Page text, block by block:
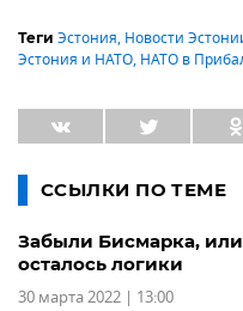
Теги Эстония, Новости
Эстония и НАТО, НАТО в
ССЫЛКИ ПО ТЕМЕ
Забыли Бисмарка,
осталось логики
30 марта 2022 | 13:00